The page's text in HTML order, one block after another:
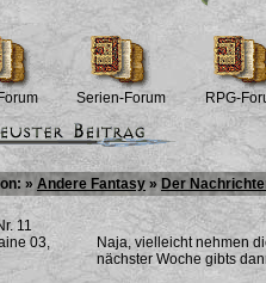
Serien-Forum RPG-
» Andere Fantasy » Der
11
03,
Naja, vielleicht nehmen
nächster Woche gibts